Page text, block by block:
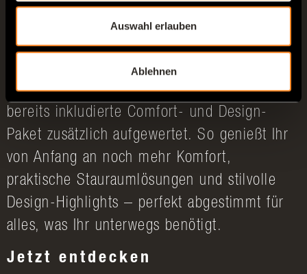
Auswahl erlauben
Ablehnen
Auch wenn das Sondermodell bereits mit
zahlreichen cleveren Details und
durchdachten Features überzeugt, wird Euer
Reiseerlebnis im VANTourer GO! durch das
bereits inkludierte Comfort- und Design-
Paket zusätzlich aufgewertet. So genießt Ihr
von Anfang an noch mehr Komfort,
praktische Stauraumlösungen und stilvolle
Design-Highlights – perfekt abgestimmt für
alles, was Ihr unterwegs benötigt.
Jetzt entdecken